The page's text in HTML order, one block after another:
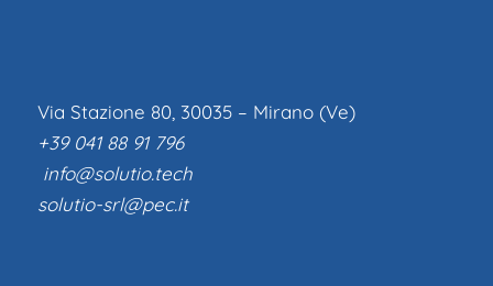
Via Stazione 80, 30035 – Mirano (Ve)
+39 041 88 91 796
info@solutio.tech
solutio-srl@pec.it